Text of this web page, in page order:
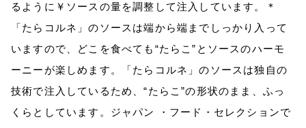
るように￥ソースの量を調整して注入しています。＊
「たらコルネ」のソースは端から端までしっかり入って
いますので、どこを食べても“たらこ”とソースのハーモ
ーニーが楽しめます。「たらコルネ」のソースは独自の
技術で注入しているため、“たらこ”の形状のまま、ふっ
くらとしています。ジャパン ・フード・セレクションで